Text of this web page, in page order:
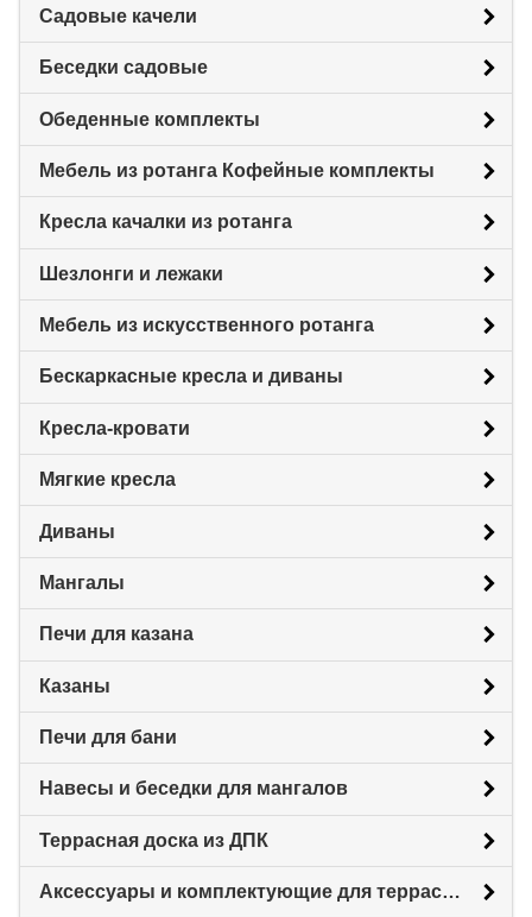
Садовые качели
Беседки садовые
Обеденные комплекты
Мебель из ротанга Кофейные комплекты
Кресла качалки из ротанга
Шезлонги и лежаки
Мебель из искусственного ротанга
Бескаркасные кресла и диваны
Кресла-кровати
Мягкие кресла
Диваны
Мангалы
Печи для казана
Казаны
Печи для бани
Навесы и беседки для мангалов
Террасная доска из ДПК
Аксессуары и комплектующие для террасной доски